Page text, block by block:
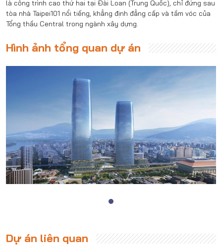
là công trình cao thứ hai tại Đài Loan (Trung Quốc), chỉ đứng sau
tòa nhà Taipei101 nổi tiếng, khẳng định đẳng cấp và tầm vóc của
Tổng thầu Central trong ngành xây dựng.
Hình ảnh tổng quan dự án
Dự án liên quan